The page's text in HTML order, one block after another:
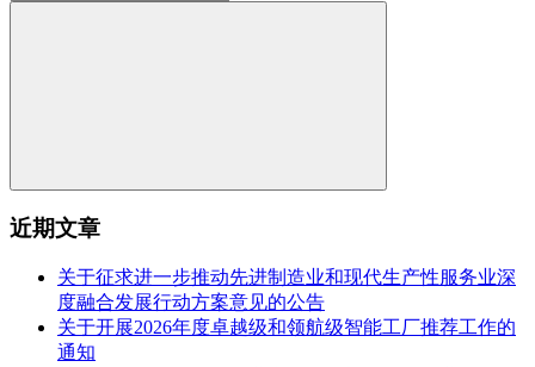
近期文章
关于征求进一步推动先进制造业和现代生产性服务业深
度融合发展行动方案意见的公告
关于开展2026年度卓越级和领航级智能工厂推荐工作的
通知